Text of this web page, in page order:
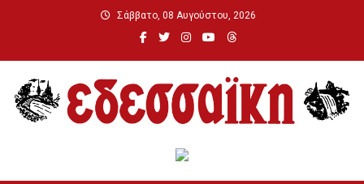
Σάββατο, 08 Αυγούστου, 2026